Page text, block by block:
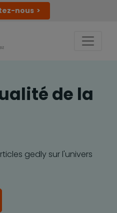
nous
de la
gedly sur l'univers